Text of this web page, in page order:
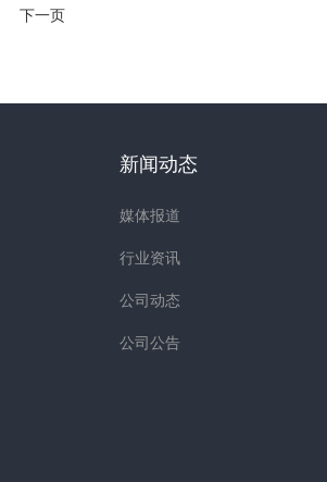
下一页
新闻动态
媒体报道
行业资讯
公司动态
公司公告